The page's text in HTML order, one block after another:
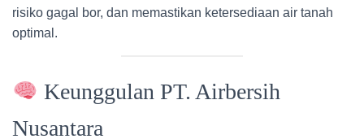
risiko gagal bor, dan memastikan ketersediaan air tanah
optimal.
Keunggulan PT. Airbersih
Nusantara